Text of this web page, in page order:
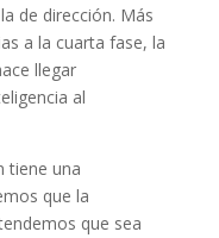
de dirección. Más
a la cuarta fase, la
llegar
al
tiene una
que la
que sea